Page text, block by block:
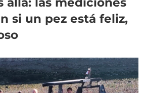
si un pez está feliz,